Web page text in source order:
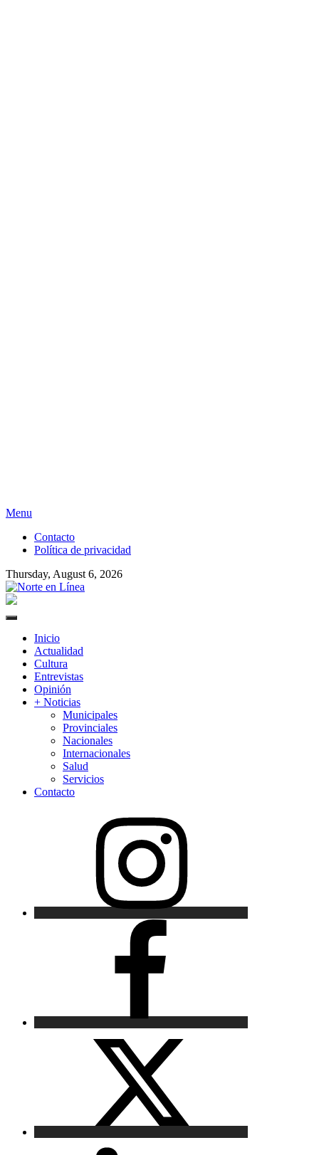
Skip
content
Menu
Contacto
Política de privacidad
Thursday, August 6, 2026
Primary
Inicio
Actualidad
Cultura
Entrevistas
Opinión
+ Noticias
Municipales
Provinciales
Nacionales
Internacionales
Salud
Servicios
Contacto